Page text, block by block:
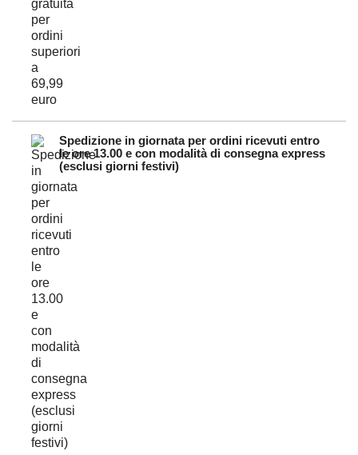
Spedizione in giornata per ordini ricevuti entro
le ore 13.00 e con modalità di consegna express
(esclusi giorni festivi)